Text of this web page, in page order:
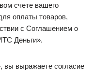
счете вашего
оплаты товаров,
с Соглашением о
Деньги».
вы выражаете согласие